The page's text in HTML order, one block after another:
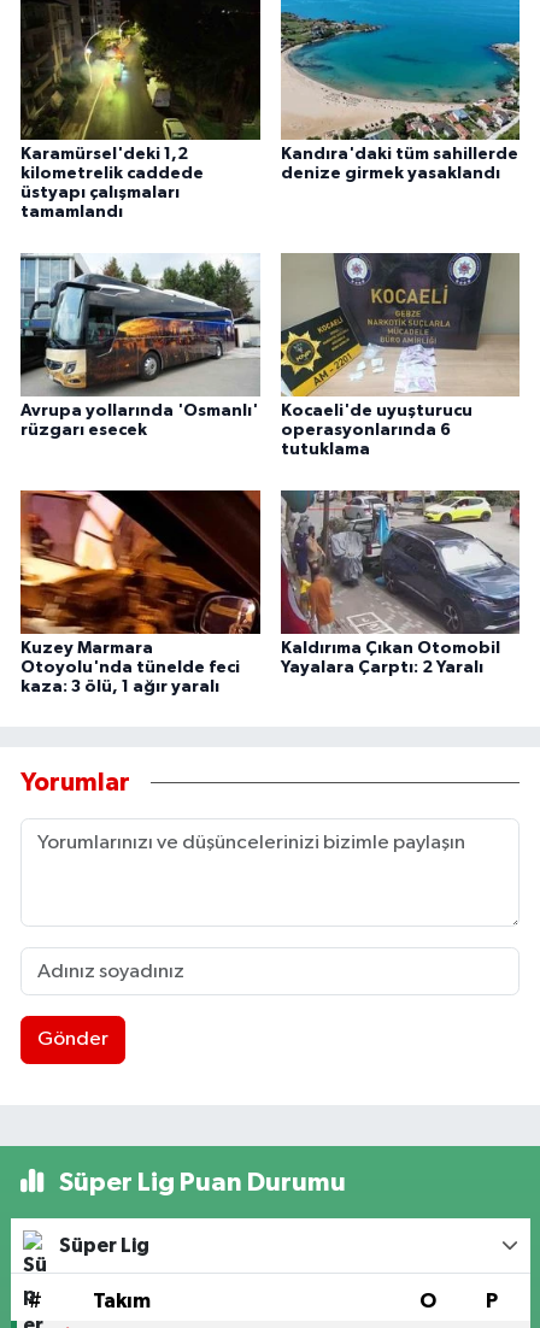
Karamürsel'deki 1,2
kilometrelik caddede
üstyapı çalışmaları
tamamlandı
Kandıra'daki tüm sahillerde
denize girmek yasaklandı
Avrupa yollarında 'Osmanlı'
rüzgarı esecek
Kocaeli'de uyuşturucu
operasyonlarında 6
tutuklama
Kuzey Marmara
Otoyolu'nda tünelde feci
kaza: 3 ölü, 1 ağır yaralı
Kaldırıma Çıkan Otomobil
Yayalara Çarptı: 2 Yaralı
Yorumlar
Gönder
Süper Lig Puan Durumu
Süper Lig
# Takım O P